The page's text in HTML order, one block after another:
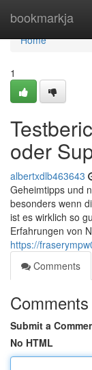
bookmarkja
Home
Home
1
oder
albertxdlb463643
Geheimtipps und
besonders wenn
ist es wirklich so
Erfahrungen von
https://
Comments
Comments
Submit a
No HTML